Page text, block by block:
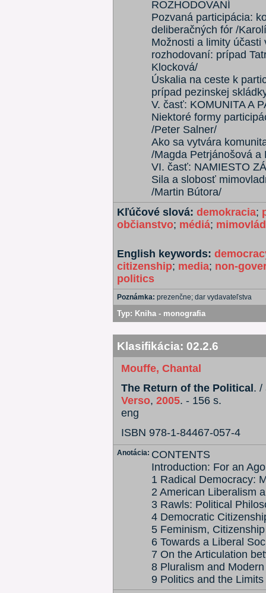
ROZHODOVANÍ
Pozvaná participácia:
deliberačných fór /
Možnosti a limity
rozhodovaní: prípad
Klocková/
Úskalia na ceste k
prípad pezinskej
V. časť: KOMUNITA A
Niektoré formy
/Peter Salner/
Ako sa vytvára
/Magda Petrjánošová a
VI. časť: NAMIESTO
Sila a slobosť
/Martin Bútora/
Kľúčové slová: demokracia;
občianstvo; médiá;
English keywords:
citizenship; media; non-
politics
Poznámka: prezenčne; dar vydavateľstva
Typ: Kniha - monografia
Klasifikácia: 02.2.6
Mouffe, Chantal
The Return of the Political . /
Verso, 2005. - 156 s.
eng
ISBN 978-1-84467-057-4
Anotácia: CONTENTS
Introduction: For an
1 Radical Democracy:
2 American Liberalism
3 Rawls: Political
4 Democratic
5 Feminism,
6 Towards a Liberal
7 On the Articulation
8 Pluralism and
9 Politics and the